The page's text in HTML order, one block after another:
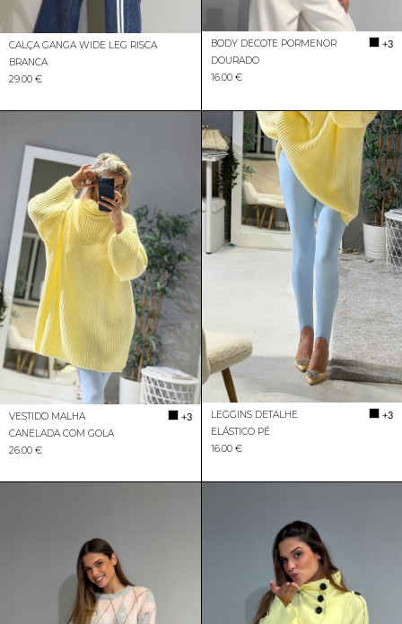
CALÇA GANGA WIDE LEG RISCA
BRANCA
29.00 €
BODY DECOTE PORMENOR
DOURADO
+3
16.00 €
VESTIDO MALHA
CANELADA COM GOLA
+3
26.00 €
LEGGINS DETALHE
ELÁSTICO PÉ
+3
16.00 €